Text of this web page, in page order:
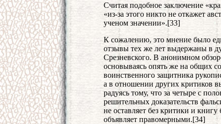
Считая подобное заключение
«из-за этого никто не откажет
ученом значении».[33]
К сожалению, это мнение было
отзывы тех же лет выдержаны в
Срезневского. В анонимном
основываясь опять же на общих
воинственного защитника
а в отношении других критиков
радуясь тому, что за четыре с
решительных доказательств
не оставляет без критики и
объявляет правомерными.[34]